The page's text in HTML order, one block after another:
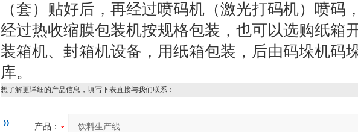
（套）贴好后，再经过喷码机（激光打码机）喷码
经过热收缩膜包装机按规格包装，也可以选购纸箱开
装箱机、封箱机设备，用纸箱包装，后由码垛机码
库。
想了解更详细的产品信息，填写下表直接与我们联系：
产品：